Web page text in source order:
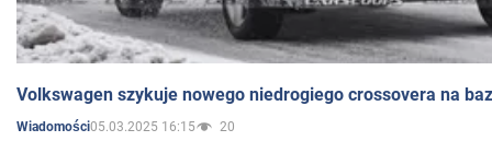
Volkswagen szykuje nowego niedrogiego crossovera na
Wiadomości05.03.2025 16:15 20